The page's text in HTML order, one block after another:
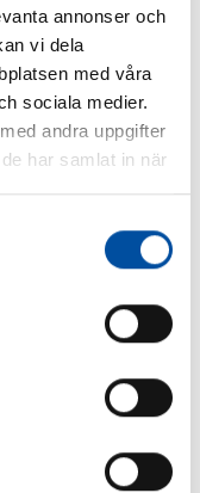
annonser och
vi dela
med våra
sociala medier.
andra uppgifter
har samlat in när